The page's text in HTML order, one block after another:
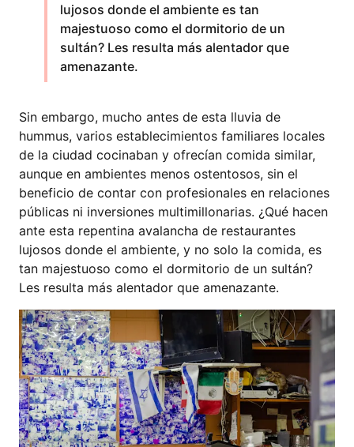
lujosos donde el ambiente es tan
majestuoso como el dormitorio de un
sultán? Les resulta más alentador que
amenazante.
Sin embargo, mucho antes de esta lluvia de
hummus, varios establecimientos familiares locales
de la ciudad cocinaban y ofrecían comida similar,
aunque en ambientes menos ostentosos, sin el
beneficio de contar con profesionales en relaciones
públicas ni inversiones multimillonarias. ¿Qué hacen
ante esta repentina avalancha de restaurantes
lujosos donde el ambiente, y no solo la comida, es
tan majestuoso como el dormitorio de un sultán?
Les resulta más alentador que amenazante.